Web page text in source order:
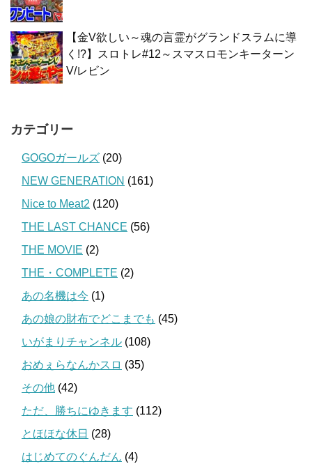
【金V欲しい～魂の言霊がグランドスラムに導
く!?】スロトレ#12～スマスロモンキーターン
V/レビン
カテゴリー
GOGOガールズ (20)
NEW GENERATION (161)
Nice to Meat2 (120)
THE LAST CHANCE (56)
THE MOVIE (2)
THE・COMPLETE (2)
あの名機は今 (1)
あの娘の財布でどこまでも (45)
いがまりチャンネル (108)
おめぇらなんかスロ (35)
その他 (42)
ただ、勝ちにゆきます (112)
とほほな休日 (28)
はじめてのぐんだん (4)